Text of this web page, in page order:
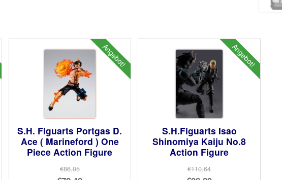
Angebot!
S.H. Figuarts Portgas D.
Ace ( Marineford ) One
Piece Action Figure
€86.05
Angebot!
S.H.Figuarts Isao
Shinomiya Kaiju No.8
Action Figure
€110.64